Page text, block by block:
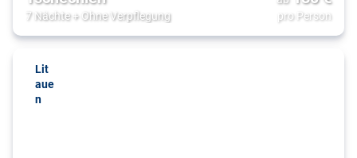
7 Nächte+ Ohne Verpflegung pro Person
Lit
aue
n